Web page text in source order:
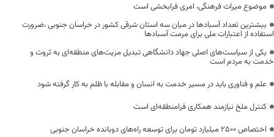
موضوع میراث فرهنگی، امری فرابخشی است
بیشترین تعداد آسبادها در میان سه استان شرقی کشور در خراسان جنوبی ،ضرورت
استفاده از اعتبارات ملی برای مرمت آسبادها
یکی از سیاست‌های اصلی جهاد دانشگاهی تبدیل مزیت‌های منطقه‌ای به ثروت و
خدمت به مردم است
علم و فناوری باید در مسیر خدمت به انسان و مقابله با ظلم به کار گرفته شود
کنترل ملخ نیازمند همکاری فرامنطقه‌ای است
اختصاص 2500 میلیارد تومان برای توسعه راه‌های دوبانده خراسان جنوبی